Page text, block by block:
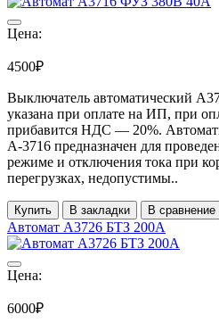
Цена:
4500₽
Выключатель автоматический
указана при оплате на ИП, при
прибавится НДС ― 20%.
А-3716 предназначен для
режиме и отключения тока при
перегрузках, недопустимы..
Купить В закладки В сравнение
Автомат А3726 БТЗ 200А
Цена:
6000₽